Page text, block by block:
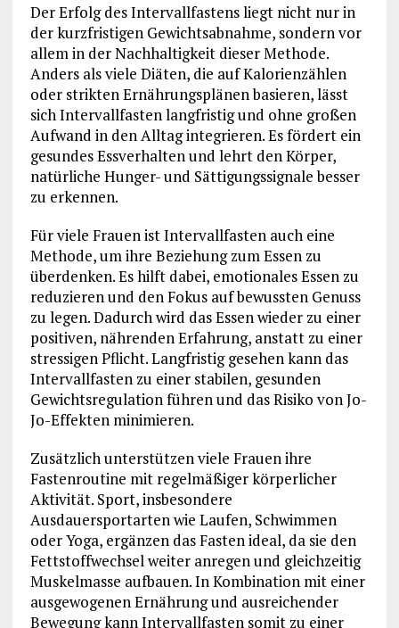
Der Erfolg des Intervallfastens liegt nicht nur in
der kurzfristigen Gewichtsabnahme, sondern vor
allem in der Nachhaltigkeit dieser Methode.
Anders als viele Diäten, die auf Kalorienzählen
oder strikten Ernährungsplänen basieren, lässt
sich Intervallfasten langfristig und ohne großen
Aufwand in den Alltag integrieren. Es fördert ein
gesundes Essverhalten und lehrt den Körper,
natürliche Hunger- und Sättigungssignale besser
zu erkennen.
Für viele Frauen ist Intervallfasten auch eine
Methode, um ihre Beziehung zum Essen zu
überdenken. Es hilft dabei, emotionales Essen zu
reduzieren und den Fokus auf bewussten Genuss
zu legen. Dadurch wird das Essen wieder zu einer
positiven, nährenden Erfahrung, anstatt zu einer
stressigen Pflicht. Langfristig gesehen kann das
Intervallfasten zu einer stabilen, gesunden
Gewichtsregulation führen und das Risiko von Jo-
Jo-Effekten minimieren.
Zusätzlich unterstützen viele Frauen ihre
Fastenroutine mit regelmäßiger körperlicher
Aktivität. Sport, insbesondere
Ausdauersportarten wie Laufen, Schwimmen
oder Yoga, ergänzen das Fasten ideal, da sie den
Fettstoffwechsel weiter anregen und gleichzeitig
Muskelmasse aufbauen. In Kombination mit einer
ausgewogenen Ernährung und ausreichender
Bewegung kann Intervallfasten somit zu einer